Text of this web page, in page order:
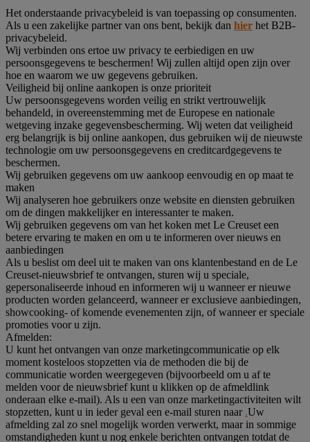
Het onderstaande privacybeleid is van toepassing op consumenten.
Als u een zakelijke partner van ons bent, bekijk dan hier het B2B-
privacybeleid.
Wij verbinden ons ertoe uw privacy te eerbiedigen en uw
persoonsgegevens te beschermen! Wij zullen altijd open zijn over
hoe en waarom we uw gegevens gebruiken.
Veiligheid bij online aankopen is onze prioriteit
Uw persoonsgegevens worden veilig en strikt vertrouwelijk
behandeld, in overeenstemming met de Europese en nationale
wetgeving inzake gegevensbescherming. Wij weten dat veiligheid
erg belangrijk is bij online aankopen, dus gebruiken wij de nieuwste
technologie om uw persoonsgegevens en creditcardgegevens te
beschermen.
Wij gebruiken gegevens om uw aankoop eenvoudig en op maat te
maken
Wij analyseren hoe gebruikers onze website en diensten gebruiken
om de dingen makkelijker en interessanter te maken.
Wij gebruiken gegevens om van het koken met Le Creuset een
betere ervaring te maken en om u te informeren over nieuws en
aanbiedingen
Als u beslist om deel uit te maken van ons klantenbestand en de Le
Creuset-nieuwsbrief te ontvangen, sturen wij u speciale,
gepersonaliseerde inhoud en informeren wij u wanneer er nieuwe
producten worden gelanceerd, wanneer er exclusieve aanbiedingen,
showcooking- of komende evenementen zijn, of wanneer er speciale
promoties voor u zijn.
Afmelden:
U kunt het ontvangen van onze marketingcommunicatie op elk
moment kosteloos stopzetten via de methoden die bij de
communicatie worden weergegeven (bijvoorbeeld om u af te
melden voor de nieuwsbrief kunt u klikken op de afmeldlink
onderaan elke e-mail). Als u een van onze marketingactiviteiten wilt
stopzetten, kunt u in ieder geval een e-mail sturen naar .Uw
afmelding zal zo snel mogelijk worden verwerkt, maar in sommige
omstandigheden kunt u nog enkele berichten ontvangen totdat de